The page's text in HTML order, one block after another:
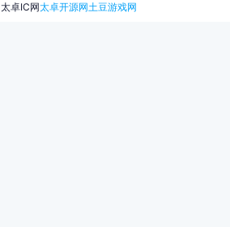
太卓IC网太卓开源网土豆游戏网